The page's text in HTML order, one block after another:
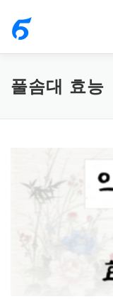
풀솜대 효능